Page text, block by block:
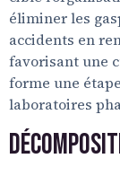
éliminer les
accidents en
favorisant une
forme une
laboratoires